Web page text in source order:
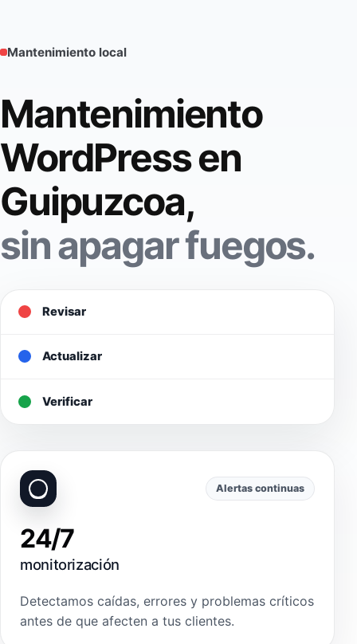
Mantenimiento local
Mantenimiento
WordPress en
Guipuzcoa,
sin apagar fuegos.
Revisar
Actualizar
Verificar
Alertas continuas
24/7
monitorización
Detectamos caídas, errores y problemas críticos
antes de que afecten a tus clientes.